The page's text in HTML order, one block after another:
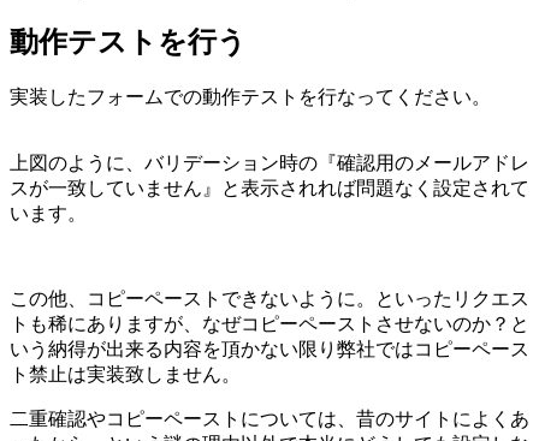
動作テストを行う
実装したフォームでの動作テストを行なってください。
上図のように、バリデーション時の『確認用のメールアドレ
スが一致していません』と表示されれば問題なく設定されて
います。
この他、コピーペーストできないように。といったリクエス
トも稀にありますが、なぜコピーペーストさせないのか？と
いう納得が出来る内容を頂かない限り弊社ではコピーペース
ト禁止は実装致しません。
二重確認やコピーペーストについては、昔のサイトによくあ